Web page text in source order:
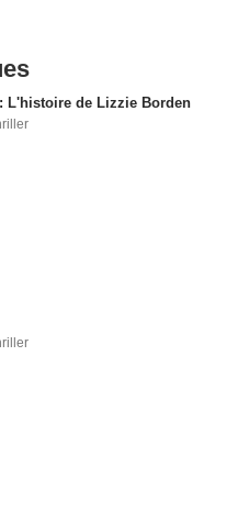
L'histoire de Lizzie Borden